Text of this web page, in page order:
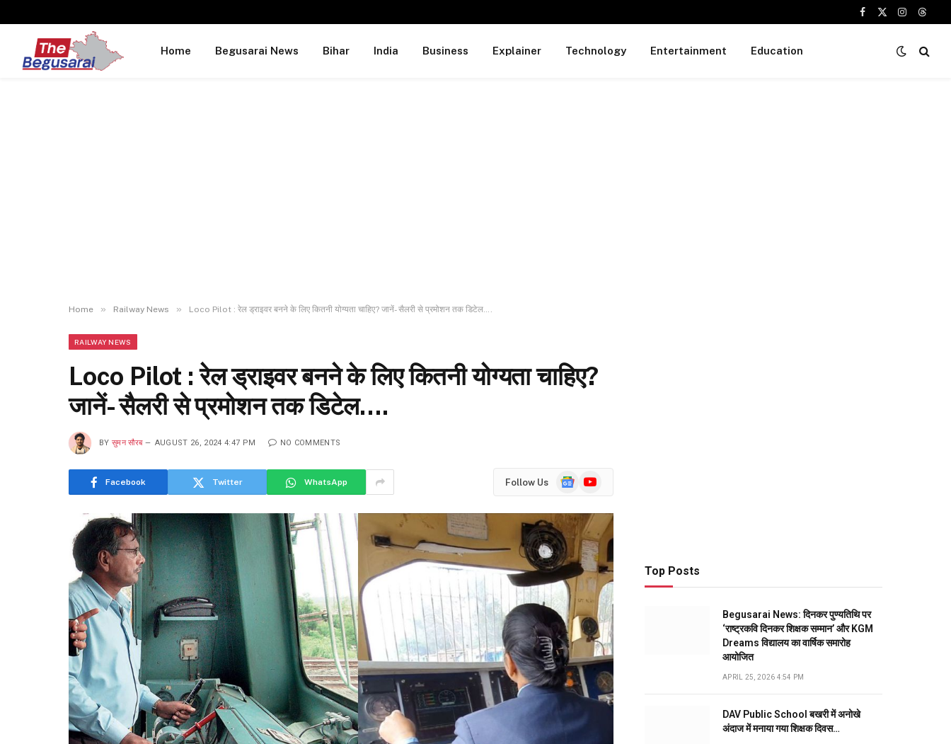
Facebook
X
Instagram
Home Begusarai News Bihar India Business Explainer Technology Entertainment Education
Home » Railway News » Loco Pilot : रेल ड्राइवर बनने के लिए कितनी योग्यता चाहिए? जानें- सैलरी से प्रमोशन तक डिटेल….
RAILWAY NEWS
Loco Pilot : रेल ड्राइवर बनने के लिए कितनी योग्यता चाहिए?
जानें- सैलरी से प्रमोशन तक डिटेल….
BY सुमन सौरब AUGUST 26, 2024 4:47 PM NO COMMENTS
Facebook Twitter WhatsApp Follow Us
GoogleYouTube
Top Posts
Begusarai News: दिनकर पुण्यतिथि पर
‘राष्ट्रकवि दिनकर शिक्षक सम्मान’ और KGM
Dreams विद्यालय का वार्षिक समारोह
आयोजित
APRIL 25, 2026 4:54 PM
DAV Public School बखरी में अनोखे
अंदाज में मनाया गया शिक्षक दिवस…